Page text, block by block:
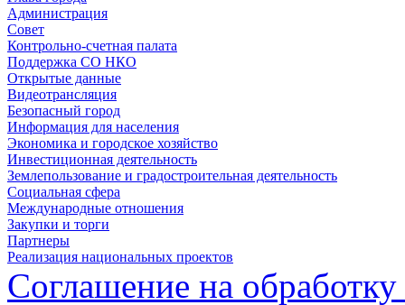
Администрация
Совет
Контрольно-счетная палата
Поддержка СО НКО
Открытые данные
Видеотрансляция
Безопасный город
Информация для населения
Экономика и городское хозяйство
Инвестиционная деятельность
Землепользование и градостроительная деятельность
Социальная сфера
Международные отношения
Закупки и торги
Партнеры
Реализация национальных проектов
Соглашение на